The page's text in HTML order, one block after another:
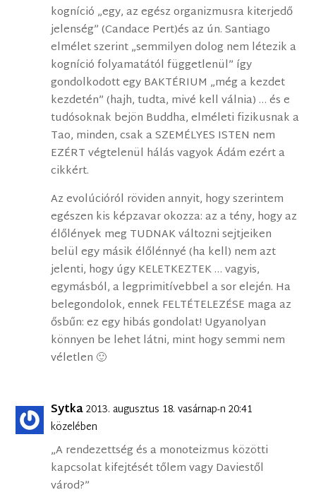
kogníció „egy, az egész organizmusra kiterjedő
jelenség” (Candace Pert)és az ún. Santiago
elmélet szerint „semmilyen dolog nem létezik a
kogníció folyamatától függetlenül” így
gondolkodott egy BAKTÉRIUM „még a kezdet
kezdetén” (hajh, tudta, mivé kell válnia) … és e
tudósoknak bejön Buddha, elméleti fizikusnak a
Tao, minden, csak a SZEMÉLYES ISTEN nem
EZÉRT végtelenül hálás vagyok Ádám ezért a
cikkért.
Az evolúcióról röviden annyit, hogy szerintem
egészen kis képzavar okozza: az a tény, hogy az
élőlények meg TUDNAK változni sejtjeiken
belül egy másik élőlénnyé (ha kell) nem azt
jelenti, hogy úgy KELETKEZTEK … vagyis,
egymásból, a legprimitívebbel a sor elején. Ha
belegondolok, ennek FELTÉTELEZÉSE maga az
ősbűn: ez egy hibás gondolat! Ugyanolyan
könnyen be lehet látni, mint hogy semmi nem
véletlen 🙂
Sytka2013. augusztus 18. vasárnap-n 20:41
közelében
„A rendezettség és a monoteizmus közötti
kapcsolat kifejtését tőlem vagy Daviestől
várod?”